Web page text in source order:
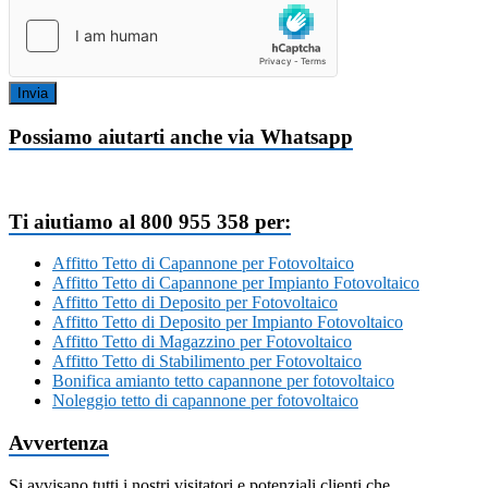
Invia
Possiamo aiutarti anche via Whatsapp
Ti aiutiamo al 800 955 358 per:
Affitto Tetto di Capannone per Fotovoltaico
Affitto Tetto di Capannone per Impianto Fotovoltaico
Affitto Tetto di Deposito per Fotovoltaico
Affitto Tetto di Deposito per Impianto Fotovoltaico
Affitto Tetto di Magazzino per Fotovoltaico
Affitto Tetto di Stabilimento per Fotovoltaico
Bonifica amianto tetto capannone per fotovoltaico
Noleggio tetto di capannone per fotovoltaico
Avvertenza